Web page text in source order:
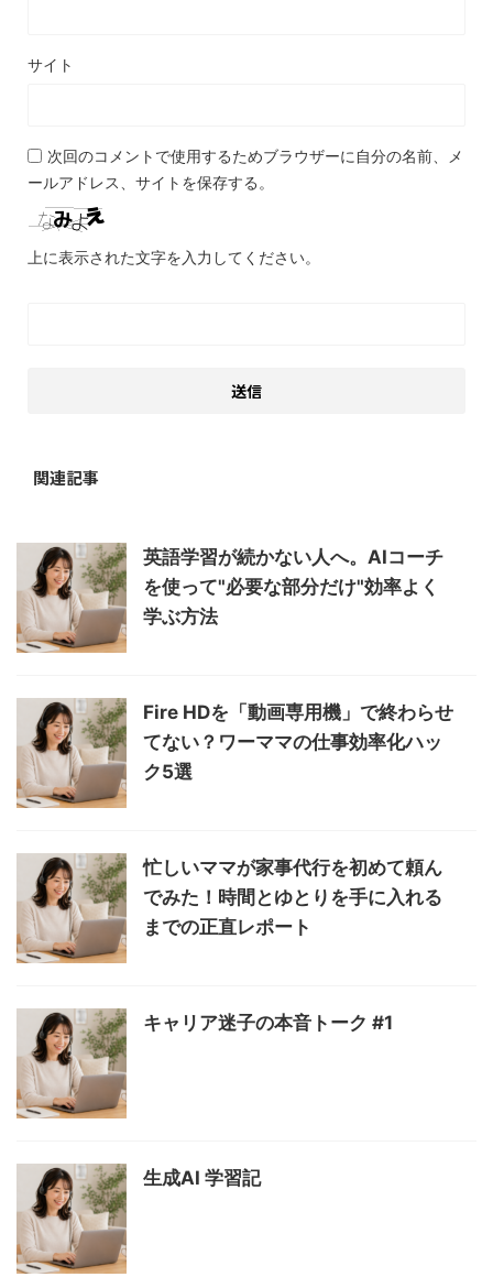
サイト
次回のコメントで使用するためブラウザーに自分の名前、メ
ールアドレス、サイトを保存する。
上に表示された文字を入力してください。
関連記事
英語学習が続かない人へ。AIコーチ
を使って"必要な部分だけ"効率よく
学ぶ方法
Fire HDを「動画専用機」で終わらせ
てない？ワーママの仕事効率化ハッ
ク5選
忙しいママが家事代行を初めて頼ん
でみた！時間とゆとりを手に入れる
までの正直レポート
キャリア迷子の本音トーク #1
生成AI 学習記